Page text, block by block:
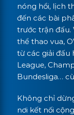
nóng hổi, lịch
đến các bài
trước trận đấu.
thể thao vua,
từ các giải đấu
League,
Bundesliga…
Không chỉ
nơi kết nối